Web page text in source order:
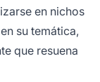
en nichos
su temática,
que resuena